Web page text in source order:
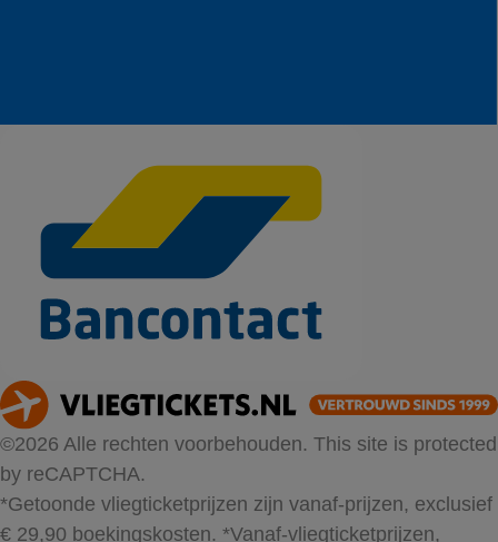
©2026 Alle rechten voorbehouden. This site is protected
by reCAPTCHA.
*Getoonde vliegticketprijzen zijn vanaf-prijzen, exclusief
€ 29,90 boekingskosten. *Vanaf-vliegticketprijzen,